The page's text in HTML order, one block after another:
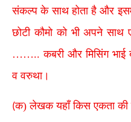
संकल्प के साथ होता है और
छोटी कौमो को भी अपने
…….. कबरी और मिसिंग भाई
व वरुथा।
(क) लेखक यहाँ किस एकता की